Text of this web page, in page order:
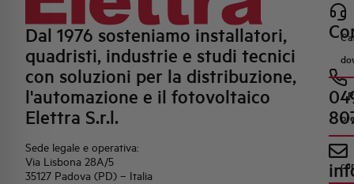
Dal 1976 sosteniamo installatori,
quadristi, industrie e studi tecnici
con soluzioni per la distribuzione,
l'automazione e il fotovoltaico
Elettra S.r.l.
Sede legale e operativa:
Via Lisbona 28A/5
35127 Padova (PD) – Italia